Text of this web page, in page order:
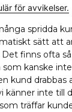
för avvikelser.
spridda
sätt att
finns ofta
kanske
kund drabbas
inte till
träffar